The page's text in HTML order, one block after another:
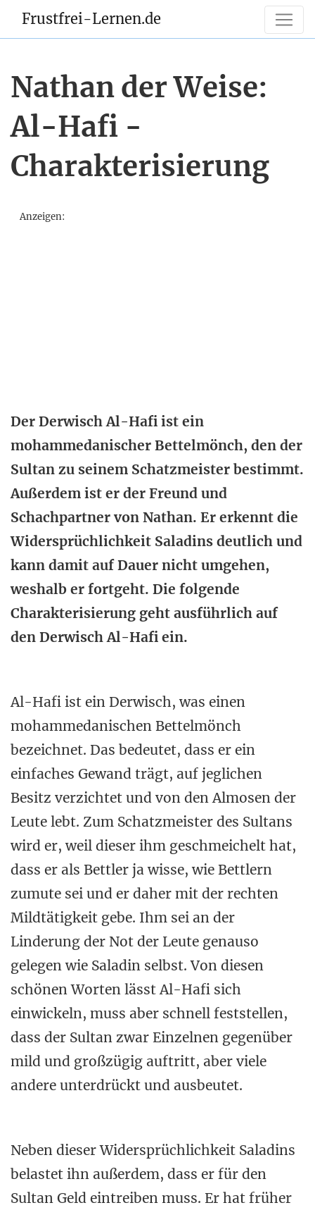
Frustfrei-Lernen.de
Nathan der Weise:
Al-Hafi -
Charakterisierung
Anzeigen:
Der Derwisch Al-Hafi ist ein
mohammedanischer Bettelmönch, den der
Sultan zu seinem Schatzmeister bestimmt.
Außerdem ist er der Freund und
Schachpartner von Nathan. Er erkennt die
Widersprüchlichkeit Saladins deutlich und
kann damit auf Dauer nicht umgehen,
weshalb er fortgeht. Die folgende
Charakterisierung geht ausführlich auf
den Derwisch Al-Hafi ein.
Al-Hafi ist ein Derwisch, was einen
mohammedanischen Bettelmönch
bezeichnet. Das bedeutet, dass er ein
einfaches Gewand trägt, auf jeglichen
Besitz verzichtet und von den Almosen der
Leute lebt. Zum Schatzmeister des Sultans
wird er, weil dieser ihm geschmeichelt hat,
dass er als Bettler ja wisse, wie Bettlern
zumute sei und er daher mit der rechten
Mildtätigkeit gebe. Ihm sei an der
Linderung der Not der Leute genauso
gelegen wie Saladin selbst. Von diesen
schönen Worten lässt Al-Hafi sich
einwickeln, muss aber schnell feststellen,
dass der Sultan zwar Einzelnen gegenüber
mild und großzügig auftritt, aber viele
andere unterdrückt und ausbeutet.
Neben dieser Widersprüchlichkeit Saladins
belastet ihn außerdem, dass er für den
Sultan Geld eintreiben muss. Er hat früher